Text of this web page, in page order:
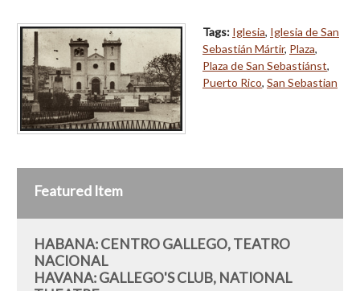
Tags: Iglesia, Iglesia de San
Sebastián Mártir, Plaza,
Plaza de San Sebastiánst,
Puerto Rico, San Sebastian
Featured Item
HABANA: CENTRO GALLEGO, TEATRO
NACIONAL
HAVANA: GALLEGO'S CLUB, NATIONAL